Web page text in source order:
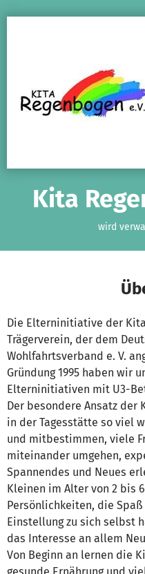
Kita
wird
Die Elterninitiative der
Trägerverein, der dem
Wohlfahrtsverband e. V.
Gründung 1995 haben wir
Elterninitiativen mit U3-
Der besondere Ansatz der
in der Tagesstätte so viel
und mitbestimmen, viele
miteinander umgehen,
Spannendes und Neues
Kleinen im Alter von 2 bis
Persönlichkeiten, die
Einstellung zu sich selbst
das Interesse an allem
Von Beginn an lernen die